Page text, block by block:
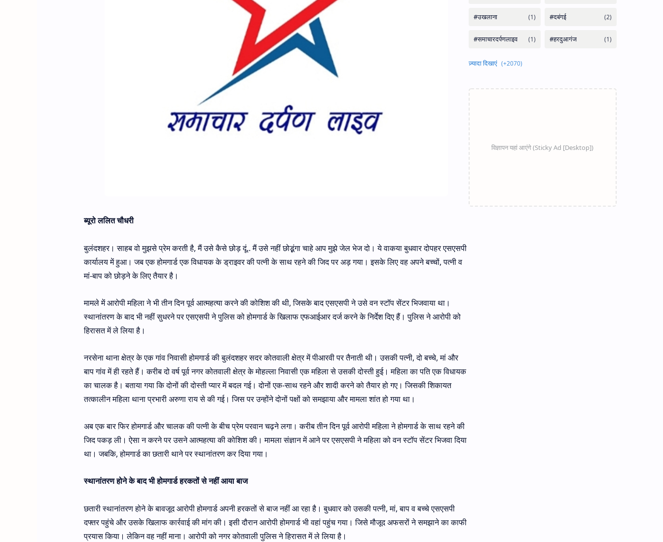
ब्यूरो ललित चौधरी
बुलंदशहर। साहब वो मुझसे प्रेम करती है, मैं उसे कैसे छोड़ दूं.. मैं उसे नहीं छोडू़ंगा चाहे आप मुझे जेल भेज दो। ये वाकया बुधवार दोपहर एसएसपी
कार्यालय में हुआ। जब एक होमगार्ड एक विधायक के ड्राइवर की पत्नी के साथ रहने की जिद पर अड़ गया। इसके लिए वह अपने बच्चों, पत्नी व
मां-बाप को छोड़ने के लिए तैयार है।
मामले में आरोपी महिला ने भी तीन दिन पूर्व आत्महत्या करने की कोशिश की थी, जिसके बाद एसएसपी ने उसे वन स्टॉप सेंटर भिजवाया था।
स्थानांतरण के बाद भी नहीं सुधरने पर एसएसपी ने पुलिस को होमगार्ड के खिलाफ एफआईआर दर्ज करने के निर्देश दिए हैं। पुलिस ने आरोपी को
हिरासत में ले लिया है।
नरसेना थाना क्षेत्र के एक गांव निवासी होमगार्ड की बुलंदशहर सदर कोतवाली क्षेत्र में पीआरवी पर तैनाती थी। उसकी पत्नी, दो बच्चे, मां और
बाप गांव में ही रहते हैं। करीब दो वर्ष पूर्व नगर कोतवाली क्षेत्र के मोहल्ला निवासी एक महिला से उसकी दोस्ती हुई। महिला का पति एक विधायक
का चालक है। बताया गया कि दोनों की दोस्ती प्यार में बदल गई। दोनों एक-साथ रहने और शादी करने को तैयार हो गए। जिसकी शिकायत
तत्कालीन महिला थाना प्रभारी अरुणा राय से की गई। जिस पर उन्होंने दोनों पक्षों को समझाया और मामला शांत हो गया था।
अब एक बार फिर होमगार्ड और चालक की पत्नी के बीच प्रेम परवान चढ़ने लगा। करीब तीन दिन पूर्व आरोपी महिला ने होमगार्ड के साथ रहने की
जिद पकड़ ली। ऐसा न करने पर उसने आत्महत्या की कोशिश की। मामला संज्ञान में आने पर एसएसपी ने महिला को वन स्टॉप सेंटर भिजवा दिया
था। जबकि, होमगार्ड का छतारी थाने पर स्थानांतरण कर दिया गया।
स्थानांतरण होने के बाद भी होमगार्ड हरकतों से नहीं आया बाज
छतारी स्थानांतरण होने के बावजूद आरोपी होमगार्ड अपनी हरकतों से बाज नहीं आ रहा है। बुधवार को उसकी पत्नी, मां, बाप व बच्चे एसएसपी
दफ्तर पहुंचे और उसके खिलाफ कार्रवाई की मांग की। इसी दौरान आरोपी होमगार्ड भी वहां पहुंच गया। जिसे मौजूद अफसरों ने समझाने का काफी
प्रयास किया। लेकिन वह नहीं माना। आरोपी को नगर कोतवाली पुलिस ने हिरासत में ले लिया है।